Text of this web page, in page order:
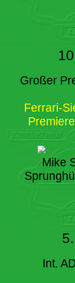
Großer
Ferrari-
Mike
Int.